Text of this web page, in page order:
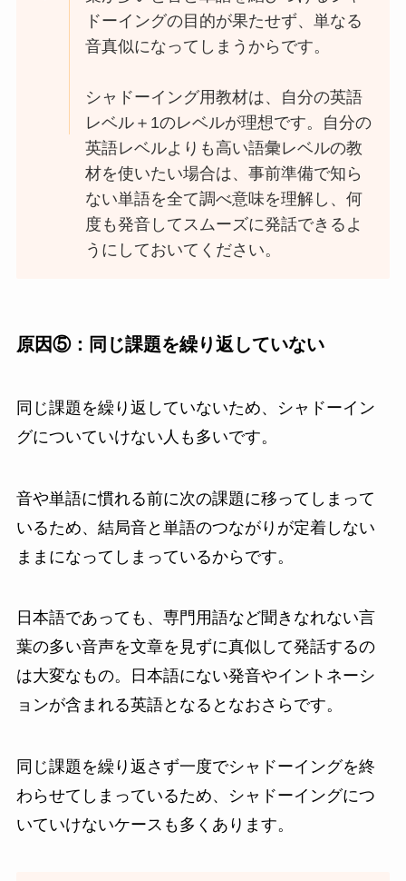
ドーイングの目的が果たせず、単なる
音真似になってしまうからです。
シャドーイング用教材は、自分の英語
レベル＋1のレベルが理想です。自分の
英語レベルよりも高い語彙レベルの教
材を使いたい場合は、事前準備で知ら
ない単語を全て調べ意味を理解し、何
度も発音してスムーズに発話できるよ
うにしておいてください。
原因⑤：同じ課題を繰り返していない
同じ課題を繰り返していないため、シャドーイン
グについていけない人も多いです。
音や単語に慣れる前に次の課題に移ってしまって
いるため、結局音と単語のつながりが定着しない
ままになってしまっているからです。
日本語であっても、専門用語など聞きなれない言
葉の多い音声を文章を見ずに真似して発話するの
は大変なもの。日本語にない発音やイントネーシ
ョンが含まれる英語となるとなおさらです。
同じ課題を繰り返さず一度でシャドーイングを終
わらせてしまっているため、シャドーイングにつ
いていけないケースも多くあります。